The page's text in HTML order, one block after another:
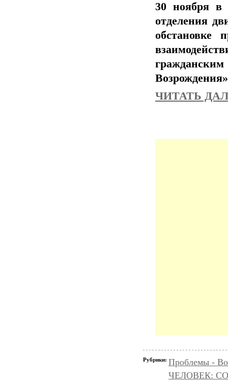
30 ноября в
отделения
обстановке
ЧИТАТЬ
Рубрики: Проблемы -
ЧЕЛОВЕК: